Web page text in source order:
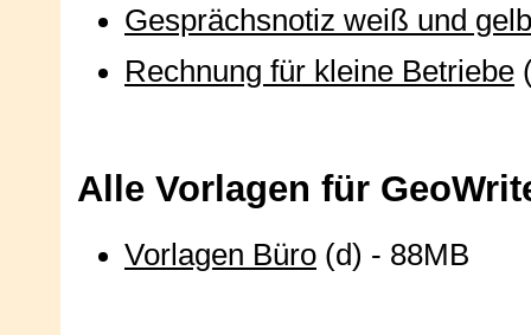
Gesprächsnotiz weiß und gelb
Rechnung für kleine Betriebe
Alle Vorlagen für
Vorlagen Büro (d) - 88MB